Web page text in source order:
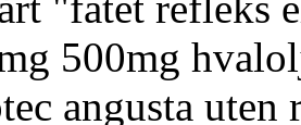
500mg
angusta uten